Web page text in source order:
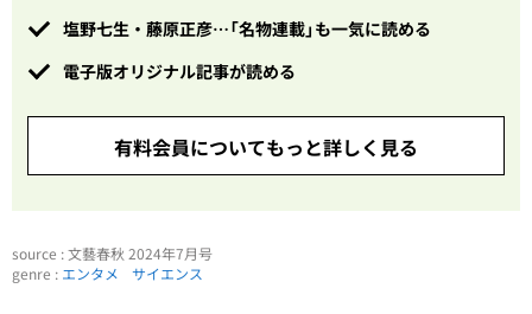
塩野七生・藤原正彦…「名物連載」も一気に読める
電子版オリジナル記事が読める
有料会員についてもっと詳しく見る
source : 文藝春秋 2024年7月号
genre : エンタメ サイエンス